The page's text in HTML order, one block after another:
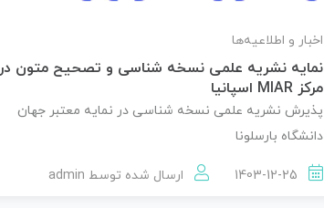
اخبار و اطلاعیه‌ها
نمایه نشریه علمی نسخه شناسی و تصحیح متون در
مرکز MIAR اسپانیا
پذیرش نشریه علمی نسخه شناسی در نمایه معتبر جهان
دانشگاه بارسلونا
ارسال شده توسط admin